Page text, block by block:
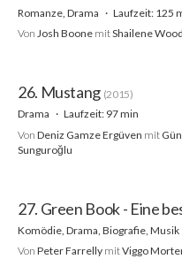
Romanze, Drama
Laufzeit: 125
Von Josh Boone mitShailene
26. Mustang (2015)
Drama
Laufzeit: 97 min
Von Deniz Gamze Ergüven mit
Sunguroğlu
27. Green Book - Eine
Komödie, Drama, Biografie, Musik
Von Peter Farrelly mitViggo